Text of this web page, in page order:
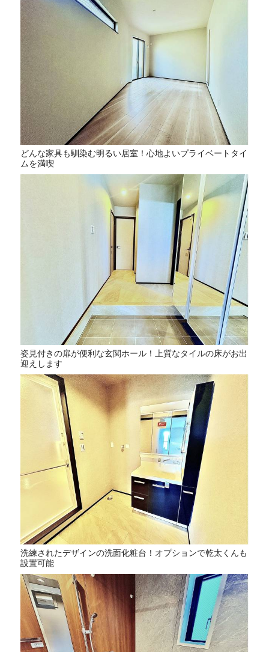
どんな家具も馴染む明るい居室！心地よいプライベートタイ
ムを満喫
姿見付きの扉が便利な玄関ホール！上質なタイルの床がお出
迎えします
洗練されたデザインの洗面化粧台！オプションで乾太くんも
設置可能